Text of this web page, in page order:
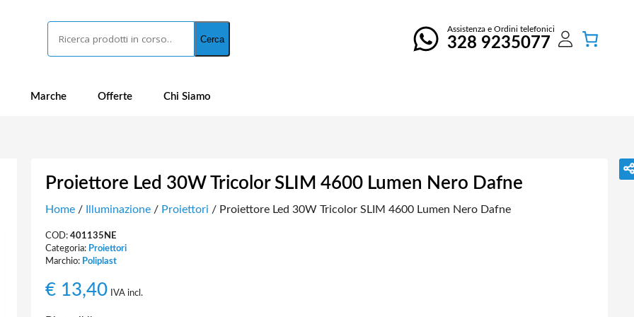
Cerca
Assistenza e Ordini telefonici
328 9235077
Marche Offerte Chi Siamo
Proiettore Led 30W Tricolor SLIM 4600 Lumen Nero Dafne
Home/ Illuminazione/ Proiettori / Proiettore Led 30W Tricolor SLIM 4600 Lumen Nero Dafne
COD: 401135NE
Categoria: Proiettori
Marchio: Poliplast
€13,40 IVA incl.